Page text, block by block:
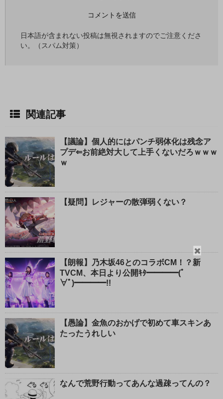
閉
じ
日本語が含まれない投稿は無視されますのでご注意くださ
い。（スパム対策）
関連記事
【議論】個人的にはパンチ弱体化は残念ア
プデ⇐お前絶対大して上手くないだろｗｗｗ
ｗ
【疑問】レジャーの散弾弱くない？
【朗報】乃木坂46とのコラボCM！？新
TVCM、本日より公開ｷﾀ━━━━(ﾟ
∀ﾟ)━━━━!!
【愚論】金魚のおかげで初めて車スキンあ
たったうれしい
なんで荒野行動ってあんな過疎ってんの？